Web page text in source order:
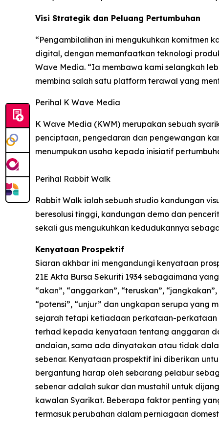
Visi Strategik dan Peluang Pertumbuhan
“Pengambilalihan ini mengukuhkan komitmen
digital, dengan memanfaatkan teknologi
Wave Media. “Ia membawa kami selangkah
membina salah satu platform terawal yang
Perihal K Wave Media
K Wave Media (KWM) merupakan sebuah
penciptaan, pengedaran dan pengewangan
menumpukan usaha kepada inisiatif
Perihal Rabbit Walk
Rabbit Walk ialah sebuah studio kandungan
beresolusi tinggi, kandungan demo dan
sekali gus mengukuhkan kedudukannya
Kenyataan Prospektif
Siaran akhbar ini mengandungi kenyataan
21E Akta Bursa Sekuriti 1934 sebagaimana
“akan”, “anggarkan”, “teruskan”,
“potensi”, “unjur” dan ungkapan serupa
sejarah tetapi ketiadaan perkataan-perkataan
terhad kepada kenyataan tentang anggaran
andaian, sama ada dinyatakan atau tidak
sebenar. Kenyataan prospektif ini diberikan
bergantung harap oleh sebarang pelabur
sebenar adalah sukar dan mustahil untuk
kawalan Syarikat. Beberapa faktor penting
termasuk perubahan dalam perniagaan